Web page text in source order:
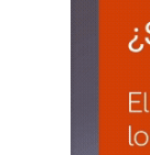
CUIT 0-1-2-
CHUBUT